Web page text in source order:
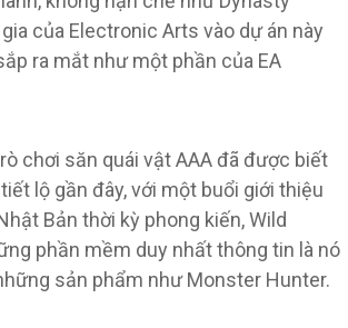
của Electronic Arts vào dự án này
ra mắt như một phần của EA
chơi săn quái vật AAA đã được biết
lộ gần đây, với một buổi giới thiệu
Bản thời kỳ phong kiến, Wild
phần mềm duy nhất thông tin là nó
sản phẩm như Monster Hunter.